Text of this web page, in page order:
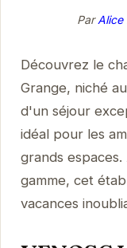
ParAlice
Découvrez le
Grange, niché
d'un séjour
idéal pour les
grands
gamme, cet
vacances